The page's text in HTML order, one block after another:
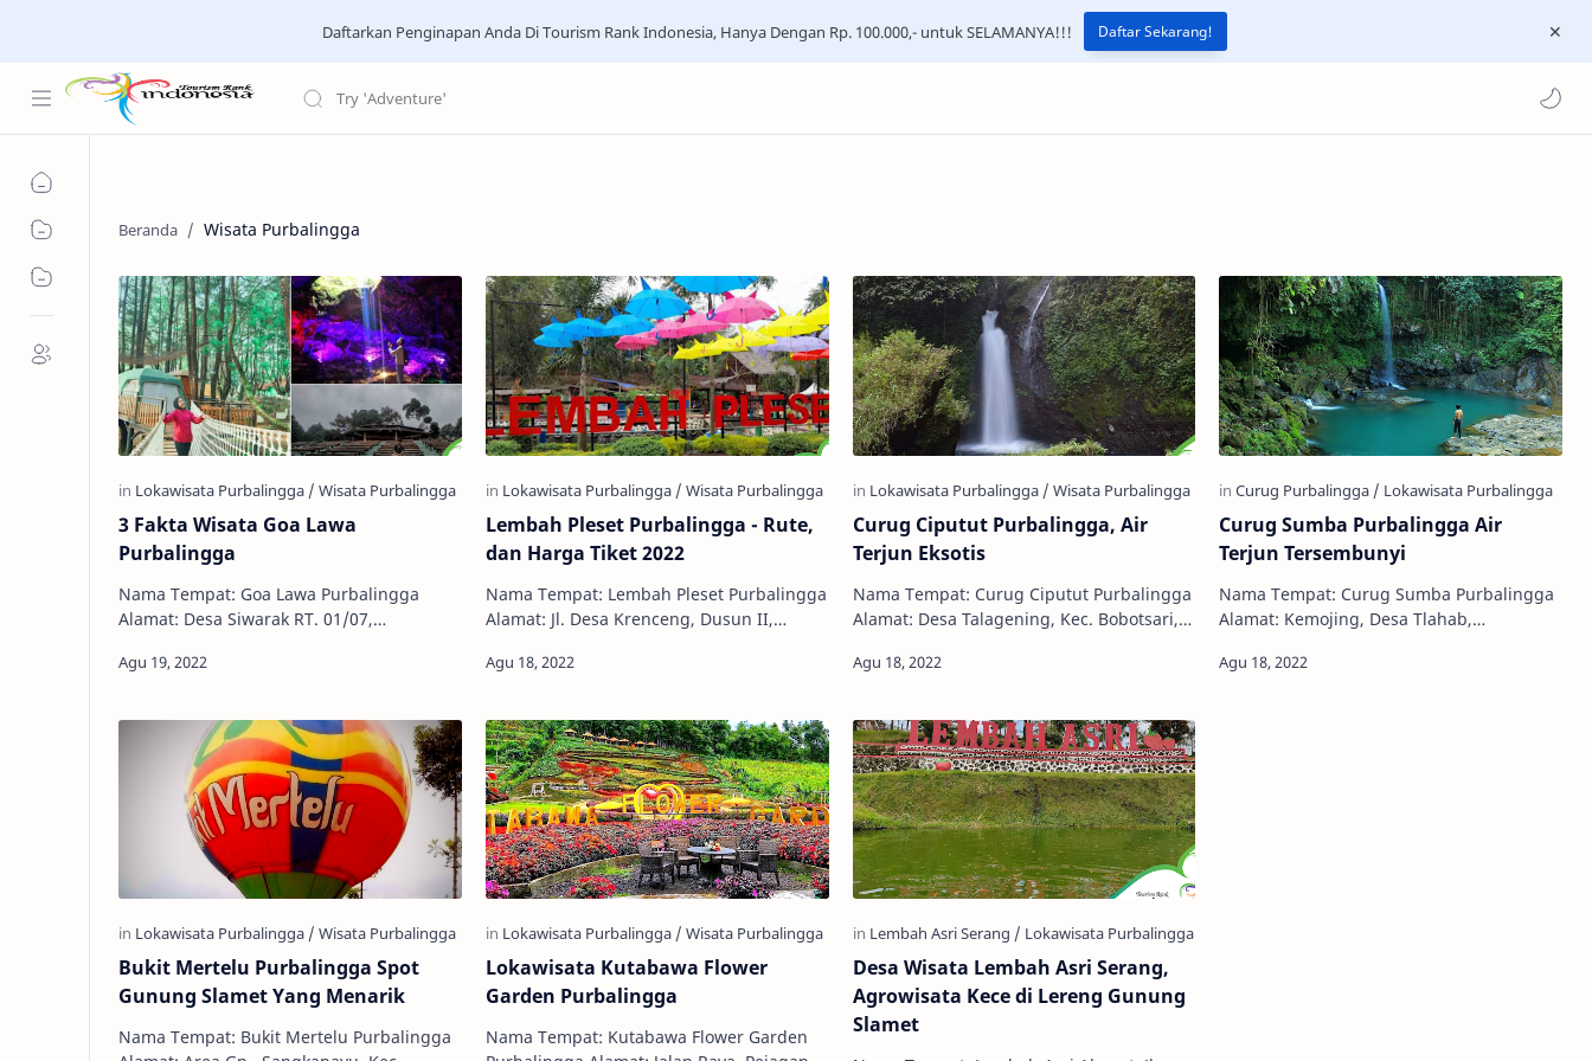
Daftarkan Penginapan Anda Di Tourism Rank Indonesia, Hanya Dengan Rp. 100.000,- untuk SELAMANYA!!! Daftar Sekarang!
Wisata Purbalingga
3 Fakta Wisata Goa Lawa
Purbalingga
Nama Tempat: Goa Lawa Purbalingga
Alamat: Desa Siwarak RT. 01/07,
Purbalingga, Jawa Tengah, Indonesia Jam
Lembah Pleset Purbalingga - Rute,
dan Harga Tiket 2022
Nama Tempat: Lembah Pleset Purbalingga
Alamat: Jl. Desa Krenceng, Dusun II,
Tengah, Indonesia, 53392 Harga Tike…
Curug Ciputut Purbalingga, Air
Terjun Eksotis
Nama Tempat: Curug Ciputut Purbalingga
Alamat: Desa Talagening, Kec. Bobotsari,
53352 Harga Tiket: Rp. 5.000,- Eko…
Curug Sumba Purbalingga Air
Terjun Tersembunyi
Nama Tempat: Curug Sumba Purbalingga
Alamat: Kemojing, Desa Tlahab,
Karangreja, Kabupaten Purbalingga, Jawa
Bukit Mertelu Purbalingga Spot
Gunung Slamet Yang Menarik
Nama Tempat: Bukit Mertelu Purbalingga
Lokawisata Kutabawa Flower
Garden Purbalingga
Nama Tempat: Kutabawa Flower Garden
Desa Wisata Lembah Asri Serang,
Agrowisata Kece di Lereng Gunung
Slamet